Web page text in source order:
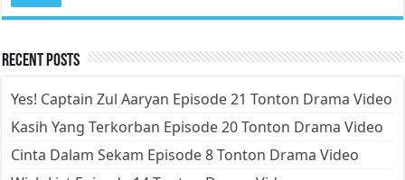
Recent Posts
Yes! Captain Zul Aaryan Episode 21 Tonton Drama Video
Kasih Yang Terkorban Episode 20 Tonton Drama Video
Cinta Dalam Sekam Episode 8 Tonton Drama Video